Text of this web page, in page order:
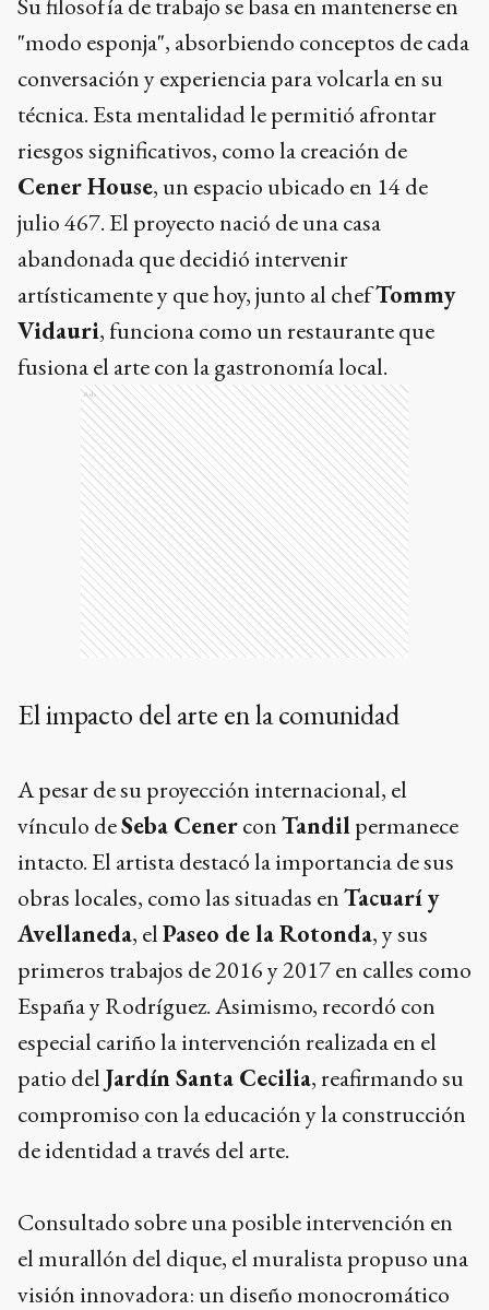
"modo esponja", absorbiendo conceptos de cada
conversación y experiencia para volcarla en su
técnica. Esta mentalidad le permitió afrontar
riesgos significativos, como la creación de
Cener House, un espacio ubicado en 14 de
julio 467. El proyecto nació de una casa
abandonada que decidió intervenir
artísticamente y que hoy, junto al chefTommy
Vidauri, funciona como un restaurante que
fusiona el arte con la gastronomía local.
Ads
El impacto del arte en la comunidad
A pesar de su proyección internacional, el
vínculo deSeba CenerconTandilpermanece
intacto. El artista destacó la importancia de sus
obras locales, como las situadas enTacuarí y
Avellaneda, elPaseo de la Rotonda, y sus
primeros trabajos de 2016 y 2017 en calles como
España y Rodríguez. Asimismo, recordó con
especial cariño la intervención realizada en el
patio del Jardín Santa Cecilia, reafirmando su
compromiso con la educación y la construcción
de identidad a través del arte.
Consultado sobre una posible intervención en
el murallón del dique, el muralista propuso una
visión innovadora: un diseño monocromático